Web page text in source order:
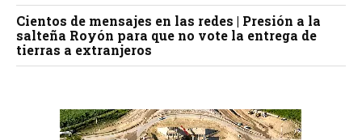
Cientos de mensajes en las redes | Presión a la
salteña Royón para que no vote la entrega de
tierras a extranjeros